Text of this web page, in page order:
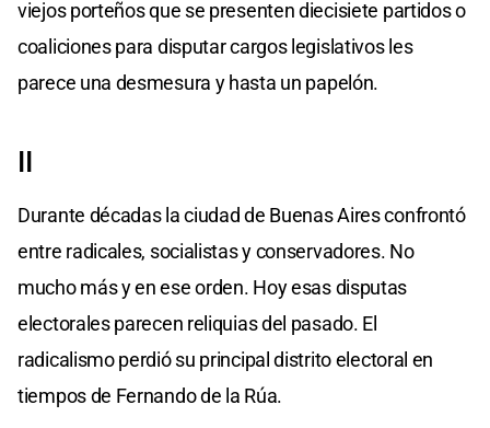
viejos porteños que se presenten diecisiete partidos o
coaliciones para disputar cargos legislativos les
parece una desmesura y hasta un papelón.
II
Durante décadas la ciudad de Buenas Aires confrontó
entre radicales, socialistas y conservadores. No
mucho más y en ese orden. Hoy esas disputas
electorales parecen reliquias del pasado. El
radicalismo perdió su principal distrito electoral en
tiempos de Fernando de la Rúa.